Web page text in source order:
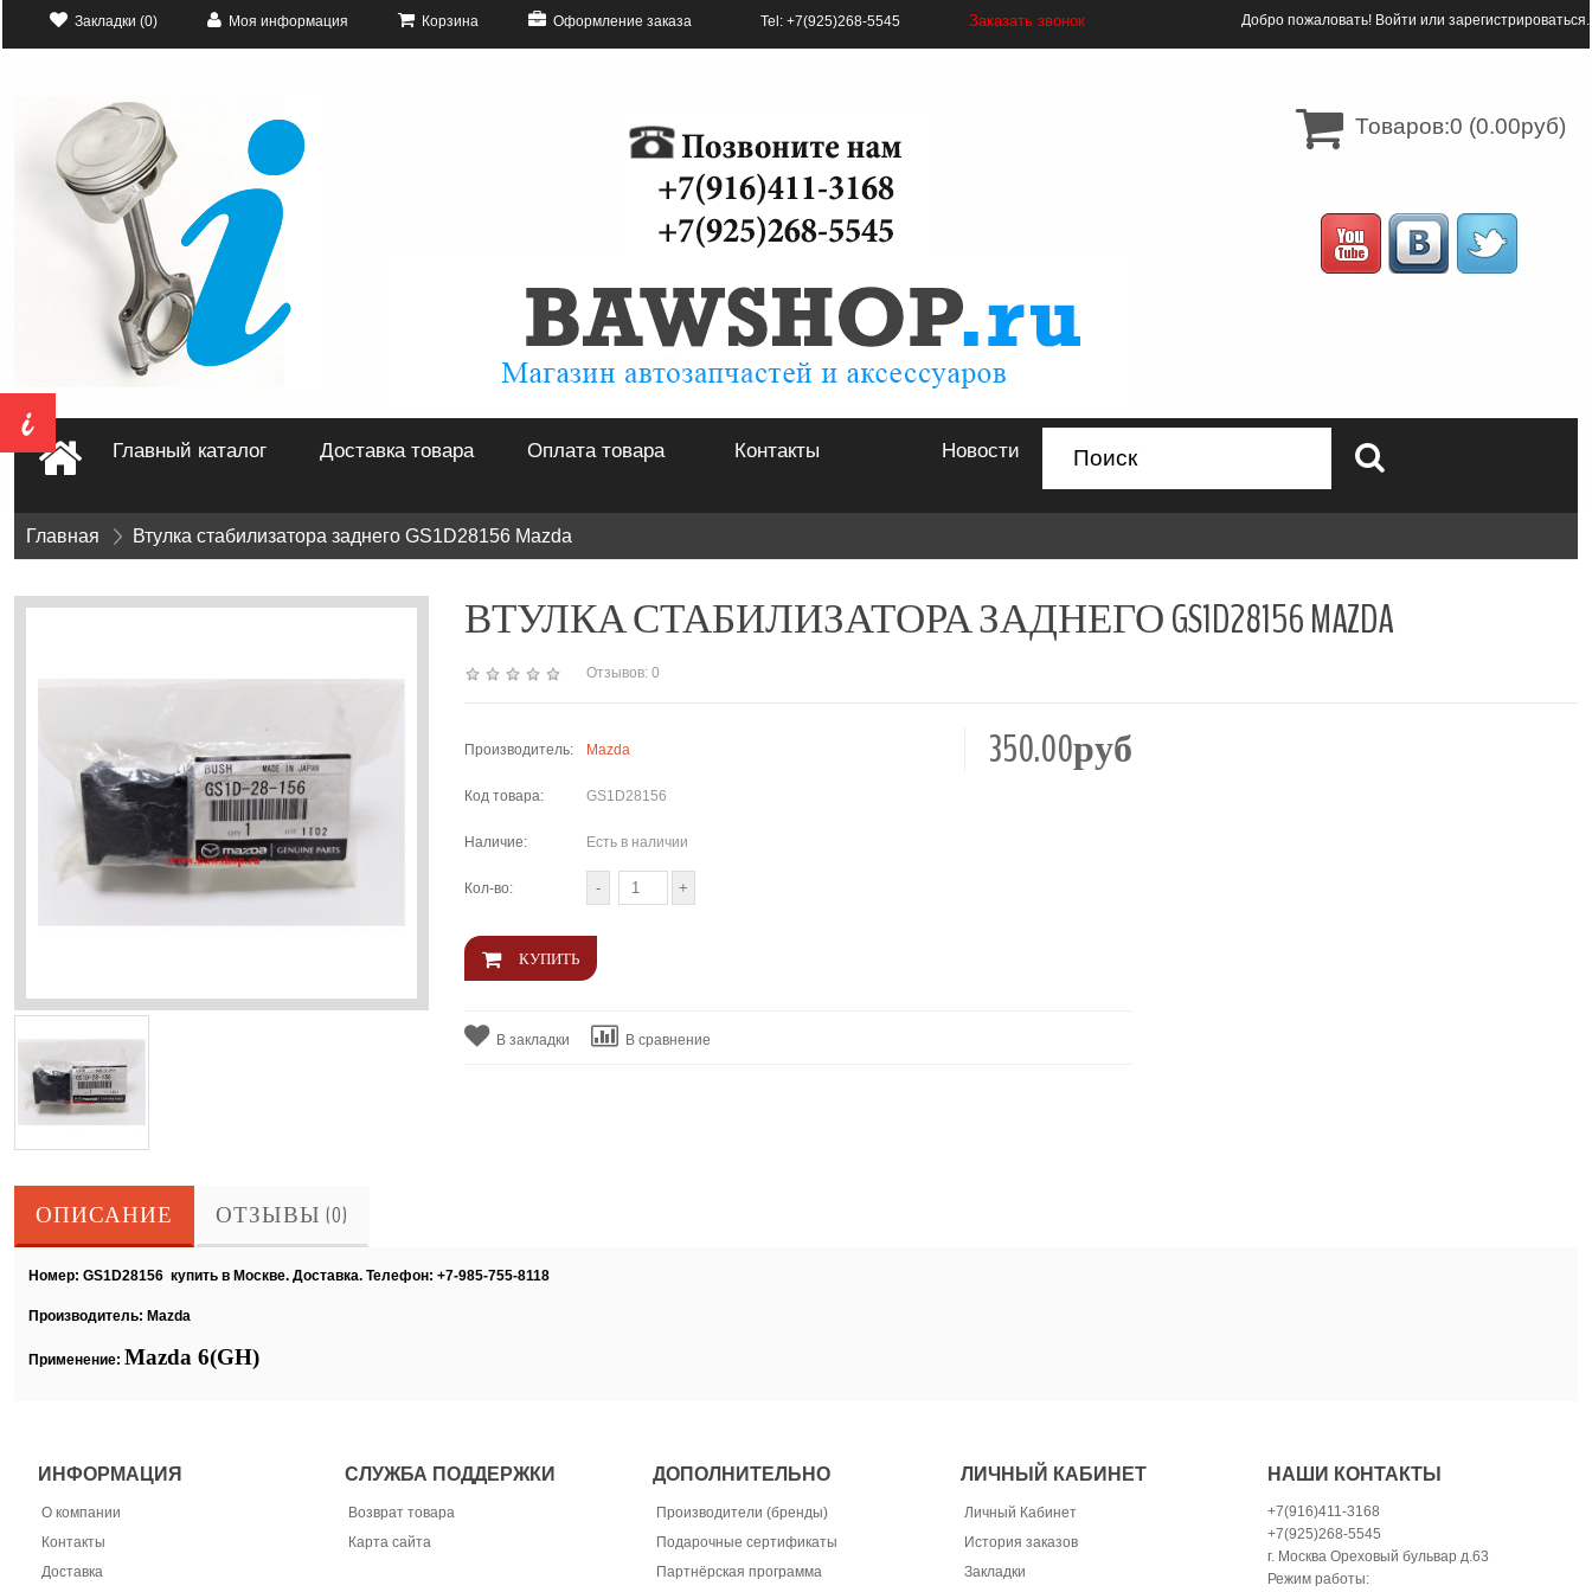
Закладки (0) Моя информация Корзина Оформление заказа Tel: +7(925)268-5545 Заказать звонок Добро пожаловать! Войти или зарегистрироваться.
Товаров:0 (0.00руб)
Главный каталог Доставка товара Оплата товара Контакты Новости
Главная » Втулка стабилизатора заднего GS1D28156 Mazda
ВТУЛКА СТАБИЛИЗАТОРА ЗАДНЕГО GS1D28156 MAZDA
Отзывов: 0
350.00руб
Производитель: Mazda
Код товара: GS1D28156
Наличие: Есть в наличии
Кол-во:
В закладки В сравнение
ОПИСАНИЕ ОТЗЫВЫ (0)
Номер: GS1D28156 купить в Москве. Доставка. Телефон: +7-985-755-8118
Производитель: Mazda
Применение: Mazda 6(GH)
ИНФОРМАЦИЯ
О компании
Контакты
Доставка
СЛУЖБА ПОДДЕРЖКИ
Возврат товара
Карта сайта
ДОПОЛНИТЕЛЬНО
Производители (бренды)
Подарочные сертификаты
Партнёрская программа
ЛИЧНЫЙ КАБИНЕТ
Личный Кабинет
История заказов
Закладки
НАШИ КОНТАКТЫ
+7(916)411-3168
+7(925)268-5545
г. Москва Ореховый бульвар д.63
Режим работы: